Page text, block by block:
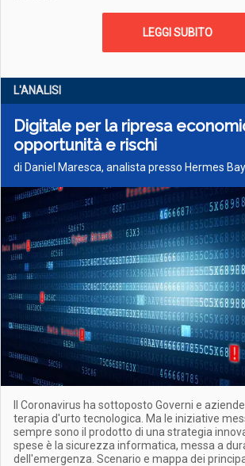
LEGGI SUBITO
L'ANALISI
Digitale per la ripresa
opportunità e rischi
di Daniel Maresca, analista presso Hermes Bay
Il Coronavirus ha sottoposto Governi e
terapia d'urto tecnologica. Ma le iniziative
sempre sono il prodotto di una strategia
spese è la sicurezza informatica, messa a
dell'emergenza. Scenario e mappa dei